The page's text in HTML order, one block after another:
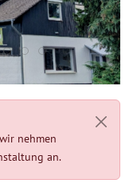
nehmen
an.